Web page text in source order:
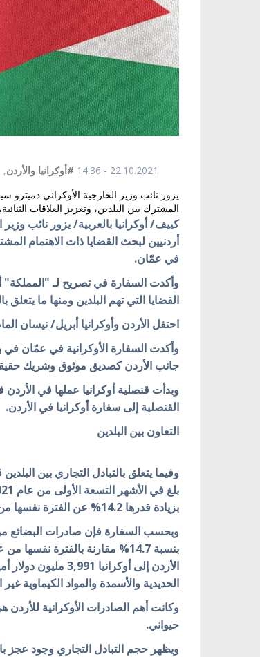
22.10.2021 - 14:36 #أوكرانيا والأردن,
يزور نائب وزير الخارجية الأوكراني دميترو
المشترك بين البلدين، وتعزيز العلاقات
كييف/ أوكرانيا بالعربية/ يزور نائب
أردنيين لبحث القضايا ذات الاهتمام
في عمّان.
وأكدت السفارة في تصريح لـ
القضايا التي تهم البلدين ومنها ما يتعلق
احتفل الأردن وأوكرانيا أبريل/ نيسان الماضي، بالذكرى السنوية
وأكدت السفارة الأوكرانية في عمّان
جانب الأردن كصديق موثوق وشريك
القنصلية إلى سفارة أوكرانيا في الأردن.
التعاون بين البلدين
وفيما يتعلق بالتبادل التجاري بين
بزيادة قدرها 14.2% عن الفترة نفسها من عام 2020.
الأردن إلى
الحديدية والأسمدة والمواد الكيماوية
وكانت أهم الصادرات الأوكرانية
حيواني.
ويظهر حجم التبادل التجاري وجود عجز بالميزان